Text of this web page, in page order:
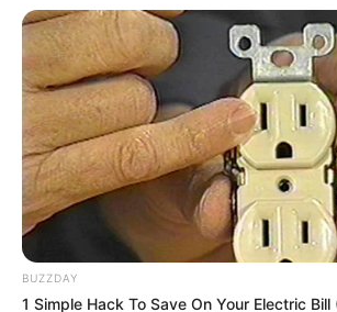
BUZZDAY
1 Simple Hack To Save On Your Electric Bill